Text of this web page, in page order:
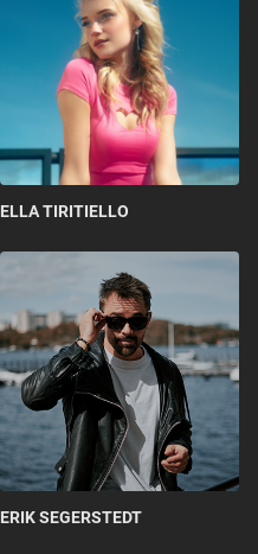
ELLA TIRITIELLO
ERIK SEGERSTEDT